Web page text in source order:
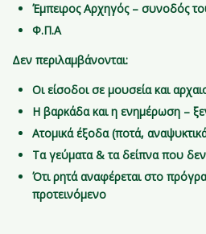
Έμπειρος Αρχηγός – συνοδός
Φ.Π.Α
Δεν περιλαμβάνονται:
Οι είσοδοι σε μουσεία και
Η βαρκάδα και η ενημέρωση –
Ατομικά έξοδα (ποτά,
Τα γεύματα & τα δείπνα που
Ότι ρητά αναφέρεται στο
προτεινόμενο